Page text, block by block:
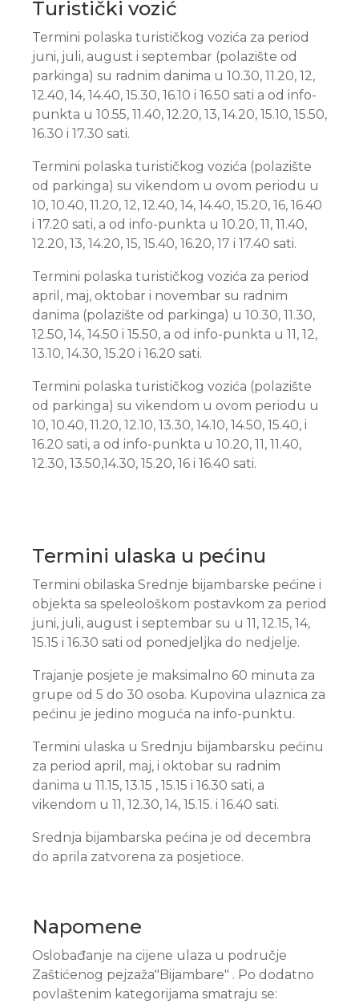
Turistički vozić
Termini polaska turističkog vozića za period
juni, juli, august i septembar (polazište od
parkinga) su radnim danima u 10.30, 11.20, 12,
12.40, 14, 14.40, 15.30, 16.10 i 16.50 sati a od info-
punkta u 10.55, 11.40, 12.20, 13, 14.20, 15.10, 15.50,
16.30 i 17.30 sati.
Termini polaska turističkog vozića (polazište
od parkinga) su vikendom u ovom periodu u
10, 10.40, 11.20, 12, 12.40, 14, 14.40, 15.20, 16, 16.40
i 17.20 sati, a od info-punkta u 10.20, 11, 11.40,
12.20, 13, 14.20, 15, 15.40, 16.20, 17 i 17.40 sati.
Termini polaska turističkog vozića za period
april, maj, oktobar i novembar su radnim
danima (polazište od parkinga) u 10.30, 11.30,
12.50, 14, 14.50 i 15.50, a od info-punkta u 11, 12,
13.10, 14.30, 15.20 i 16.20 sati.
Termini polaska turističkog vozića (polazište
od parkinga) su vikendom u ovom periodu u
10, 10.40, 11.20, 12.10, 13.30, 14.10, 14.50, 15.40, i
16.20 sati, a od info-punkta u 10.20, 11, 11.40,
12.30, 13.50,14.30, 15.20, 16 i 16.40 sati.
Termini ulaska u pećinu
Termini obilaska Srednje bijambarske pećine i
objekta sa speleološkom postavkom za period
juni, juli, august i septembar su u 11, 12.15, 14,
15.15 i 16.30 sati od ponedjeljka do nedjelje.
Trajanje posjete je maksimalno 60 minuta za
grupe od 5 do 30 osoba. Kupovina ulaznica za
pećinu je jedino moguća na info-punktu.
Termini ulaska u Srednju bijambarsku pećinu
za period april, maj, i oktobar su radnim
danima u 11.15, 13.15 , 15.15 i 16.30 sati, a
vikendom u 11, 12.30, 14, 15.15. i 16.40 sati.
Srednja bijambarska pećina je od decembra
do aprila zatvorena za posjetioce.
Napomene
Oslobađanje na cijene ulaza u područje
Zaštićenog pejzaža"Bijambare" . Po dodatno
povlaštenim kategorijama smatraju se: